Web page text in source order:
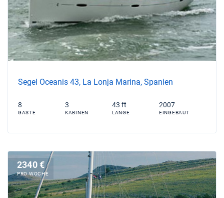
Segel Oceanis 43, La Lonja Marina, Spanien
8
GASTE
3
KABINEN
43 ft
LANGE
2007
EINGEBAUT
2340 €
PRO WOCHE